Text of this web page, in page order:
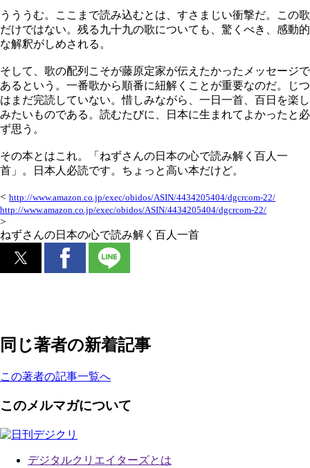
うううむ。ここまで読み込むとは、すさまじい衝撃だ。この歌
だけではない。残る九十九の歌についても、驚くべき、感動的
な解釈がしめされる。
そして、歌の配列こそが藤原定家が伝えたかったメッセージで
あるという。一番歌から順番に紐解くことが重要なのだ。じつ
はまだ完読していない。惜しみながら、一日一首、百日を楽し
みたいものである。読むたびに、日本に生まれてよかったと必
ず思う。
その本とはこれ。「ねずさんの日本の心で読み解く百人一
首」。日本人必読です。ちょっと高い本だけど。
< http://www.amazon.co.jp/exec/obidos/ASIN/4434205404/dgcrcom-22/
http://www.amazon.co.jp/exec/obidos/ASIN/4434205404/dgcrcom-22/
>
ねずさんの日本の心で読み解く百人一首
同じ著者の新着記事
この著者の記事一覧へ
このメルマガについて
デジタルクリエイターズとは